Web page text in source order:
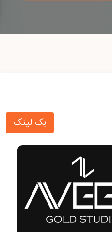
بک لینک